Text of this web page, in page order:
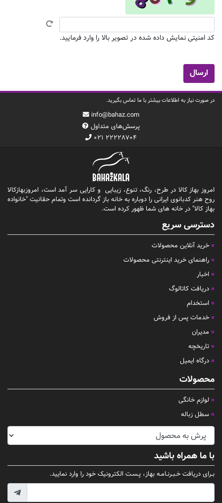
کد امنیتی نمایش داده شده در تصویر بالا را وارد فرمایید.
در صورت نیاز به اطلاعات بیشتر با ما تماس بگیرید.
info@bahaz.com
پرسش‌های متداول
۰۲۱ ۲۲۲۲۸۷۰۴
امروز بهاز کالا در طرح، رنگ، تنوع، زیبایی و کارایی سر آمد است، امروزبهازکالا
روح هنر کدبانوی ایرانی را دوباره به خانه باز گردانده است وتمام حقانیت "خانواده
بهاز کالا" در خانه های شما ظهور کرده است.
دسترسی سریع
خرید آنلاین محصولات
راهنمای خرید اینترنتی محصولات
اخبار
دریافت کاتالوگ
استخدام
خدمات پس از فروش
مدیران
تاریخچه
درگاه ایمیل
محصولات
لوازم خانگی
سطل زباله
با ما همراه باشید
بـرای دریافت خـبـرنـامـه بهاز، پـسـت الکترونیک خود را وارد نمایید.